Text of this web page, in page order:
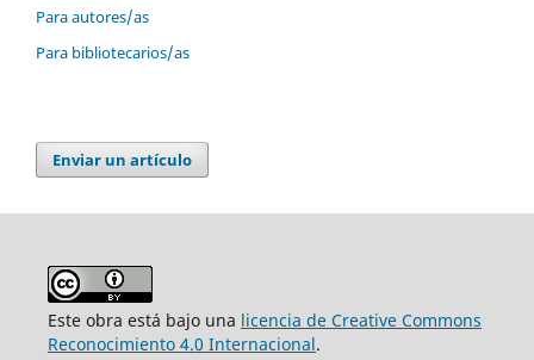
Para autores/as
Para bibliotecarios/as
Enviar un artículo
Este obra está bajo una licencia de Creative Commons
Reconocimiento 4.0 Internacional.